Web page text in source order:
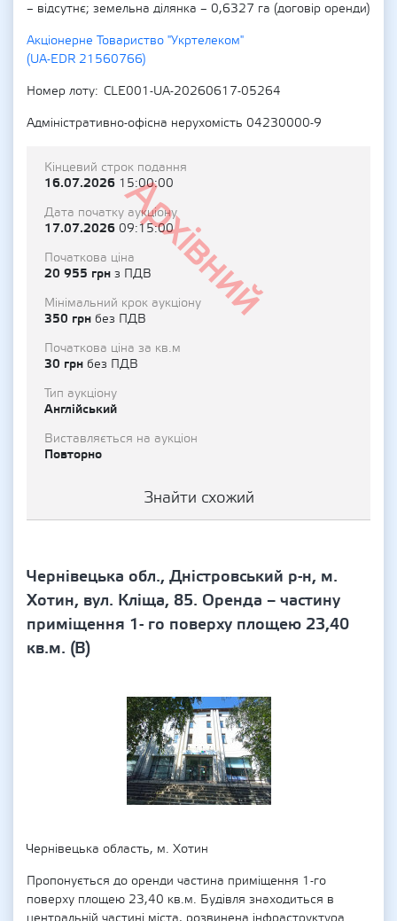
– відсутнє; земельна ділянка – 0,6327 га (договір оренди)
Акціонерне Товариство "Укртелеком"
(UA-EDR 21560766)
Номер лоту
CLE001-UA-20260617-05264
Адміністративно-офісна нерухомість 04230000-9
Архівний
Кінцевий строк подання
16.07.2026 15:00:00
Дата початку аукціону
17.07.2026 09:15:00
Початкова ціна
20 955 грн з ПДВ
Мінімальний крок аукціону
350 грн без ПДВ
Початкова ціна за кв.м
30 грн без ПДВ
Тип аукціону
Англійський
Виставляється на аукціон
Повторно
Знайти схожий
Чернівецька обл., Дністровський р-н, м.
Хотин, вул. Кліща, 85. Оренда – частину
приміщення 1- го поверху площею 23,40
кв.м. (В)
Чернівецька область, м. Хотин
Пропонується до оренди частина приміщення 1-го
поверху площею 23,40 кв.м. Будівля знаходиться в